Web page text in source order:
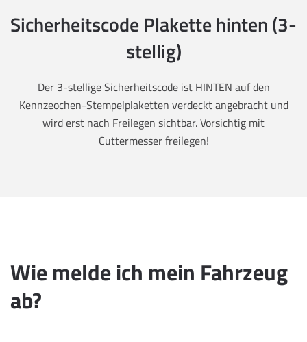
Sicherheitscode Plakette hinten (3-
stellig)
Der 3-stellige Sicherheitscode ist HINTEN auf den
Kennzeochen-Stempelplaketten verdeckt angebracht und
wird erst nach Freilegen sichtbar. Vorsichtig mit
Cuttermesser freilegen!
Wie melde ich mein Fahrzeug
ab?